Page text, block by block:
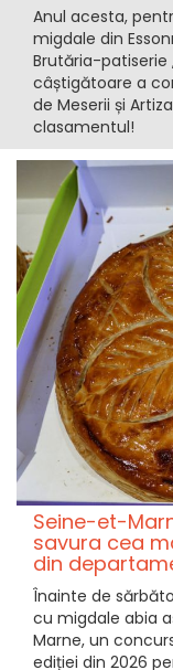
Anul acesta,
migdale din
Brutăria-patiserie
câștigătoare a
de Meserii și
clasamentul!
Seine-et-
savura cea
din
Înainte de
cu migdale abia
Marne, un
ediției din 2026